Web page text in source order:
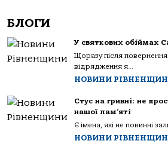
БЛОГИ
У святкових обіймах
Щоразу після повернення
відрядження я...
НОВИНИ
Стус на гривні: не
нашої пам’яті
Є імена, які не повинні
НОВИНИ